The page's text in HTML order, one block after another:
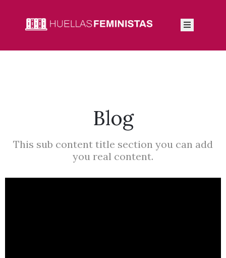
Inicio
Blog
Blog
This sub content title section you can add
you real content.